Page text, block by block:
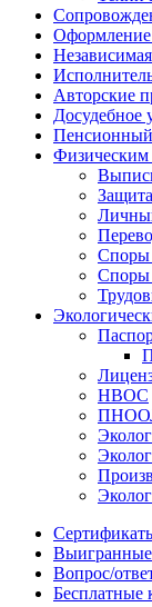
Оформление
Авторские
Досудебное
Споры
НВОС
Выигранные
Вопрос/
Бесплатные